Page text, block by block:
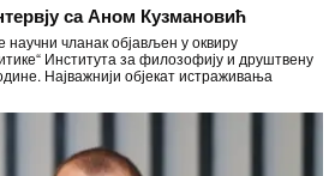
са Аном Кузмановић
научни чланак објављен у оквиру
Института за филозофију и друштвену
Најважнији објекат истраживања